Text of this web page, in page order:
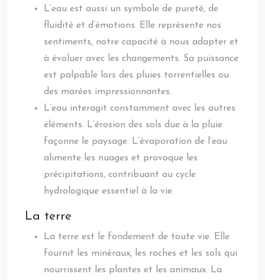
L’eau est aussi un symbole de pureté, de
fluidité et d’émotions. Elle représente nos
sentiments, notre capacité à nous adapter et
à évoluer avec les changements. Sa puissance
est palpable lors des pluies torrentielles ou
des marées impressionnantes.
L’eau interagit constamment avec les autres
éléments. L’érosion des sols due à la pluie
façonne le paysage. L’évaporation de l’eau
alimente les nuages et provoque les
précipitations, contribuant au cycle
hydrologique essentiel à la vie.
La terre
La terre est le fondement de toute vie. Elle
fournit les minéraux, les roches et les sols qui
nourrissent les plantes et les animaux. La